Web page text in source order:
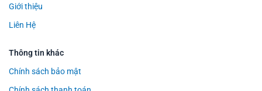
Giới thiệu
Liên Hệ
Thông tin khác
Chính sách bảo mật